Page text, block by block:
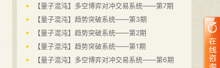
【量子混沌】多空博弈对冲交易系统——第7期
【量子混沌】趋势突破系统——第3期
【量子混沌】趋势突破系统——第2期
【量子混沌】趋势突破系统——第1期
【量子混沌】多空博弈对冲交易系统——第6期